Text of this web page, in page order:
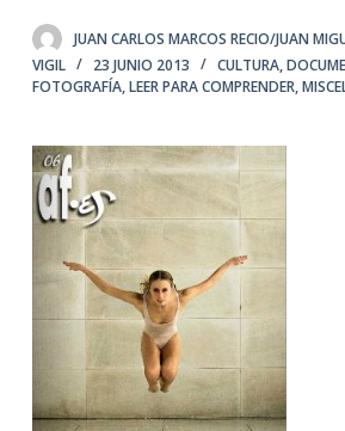
n
n
JUAN CARLOS MARCOS RECIO/JUAN
VIGIL
23 JUNIO 2013 CULTURA,
FOTOGRAFÍA,LEER PARA COMPRENDER,